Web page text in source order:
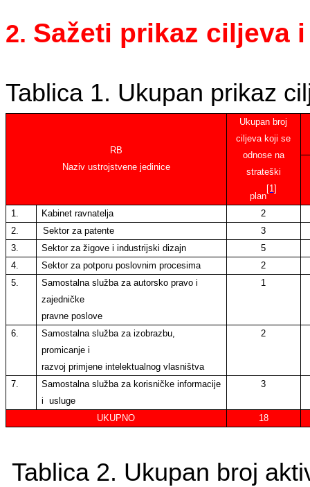
2. Sažeti prikaz ciljeva
Tablica 1. Ukupan prikaz
RB
Naziv ustrojstvene jedinice
Ukupan broj
ciljeva koji se
odnose na
strateški
plan
[1]
1. Kabinet ravnatelja
2
2.
Sektor za patente
3
3.
Sektor za žigove i industrijski dizajn
5
4.
Sektor za potporu poslovnim procesima
2
5.
Samostalna služba za autorsko pravo i
zajedničke
pravne poslove
1
6.
Samostalna služba za izobrazbu,
promicanje i
razvoj primjene intelektualnog vlasništva
2
7.
Samostalna služba za korisničke informacije
i
usluge
3
UKUPNO 18
Tablica 2. Ukupan broj